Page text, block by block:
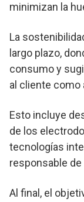
minimizan la
La
largo plazo,
consumo y
al cliente como
Esto incluye
de los
tecnologías
responsable de
Al final, el